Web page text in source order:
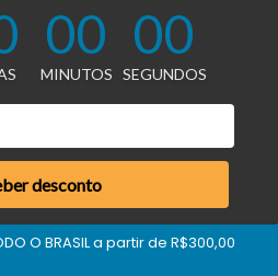
00
MINUTOS
00
SEGUNDOS
desconto
O BRASIL a partir de R$300,00